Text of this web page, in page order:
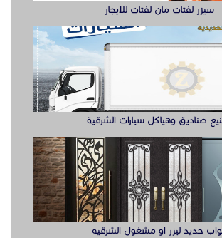
ابواب حديد ليزر او مشغول الشرقيه